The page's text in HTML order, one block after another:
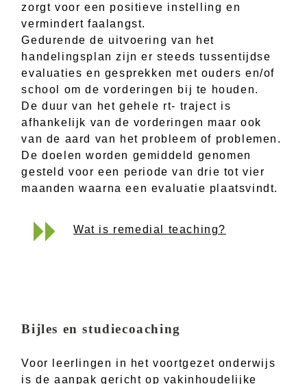
zorgt voor een positieve instelling en
vermindert faalangst.
Gedurende de uitvoering van het
handelingsplan zijn er steeds tussentijdse
evaluaties en gesprekken met ouders en/of
school om de vorderingen bij te houden.
De duur van het gehele rt- traject is
afhankelijk van de vorderingen maar ook
van de aard van het probleem of problemen.
De doelen worden gemiddeld genomen
gesteld voor een periode van drie tot vier
maanden waarna een evaluatie plaatsvindt.
Wat is remedial teaching?
Bijles en studiecoaching
Voor leerlingen in het voortgezet onderwijs
is de aanpak gericht op vakinhoudelijke